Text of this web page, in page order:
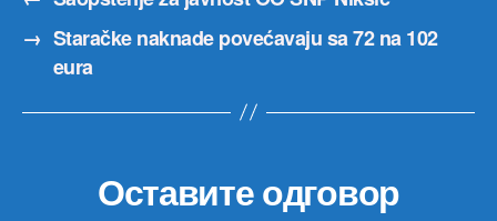
→ Staračke naknade povećavaju sa 72 na 102
eura
Оставите одговор